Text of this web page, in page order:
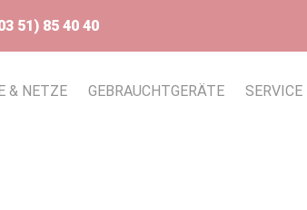
51) 85 40 40
& NETZE GEBRAUCHTGERÄTE SERVICE